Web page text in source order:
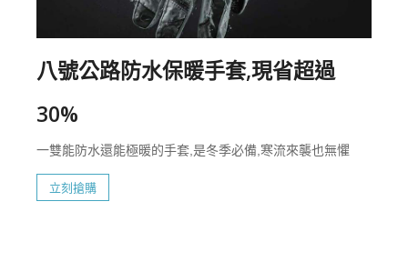
八號公路防水保暖手套,現省超過
30%
一雙能防水還能極暖的手套,是冬季必備,寒流來襲也無懼
立刻搶購